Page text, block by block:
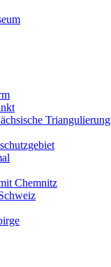
Triangulierung
Chemnitz